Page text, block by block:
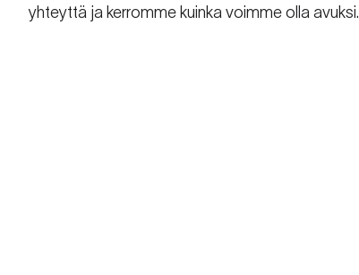
yhteyttä ja kerromme kuinka voimme olla avuksi.